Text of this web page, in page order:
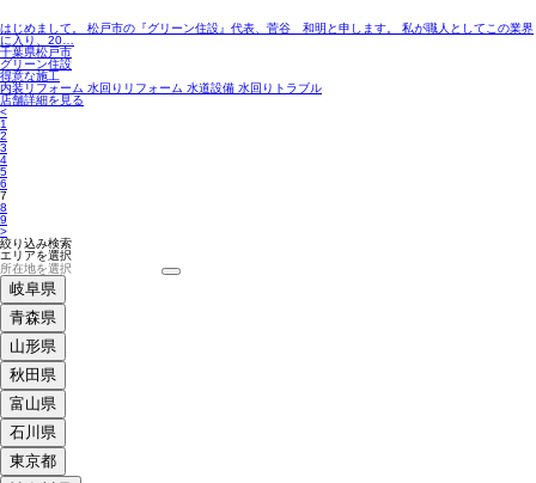
はじめまして。 松戸市の『グリーン住設』代表、菅谷 和明と申します。 私が職人としてこの業界
に入り、20…
千葉県松戸市
グリーン住設
得意な施工
内装リフォーム 水回りリフォーム 水道設備 水回りトラブル
店舗詳細を見る
<
1
2
3
4
5
6
7
8
9
>
絞り込み検索
エリアを選択
岐阜県
青森県
山形県
秋田県
富山県
石川県
東京都